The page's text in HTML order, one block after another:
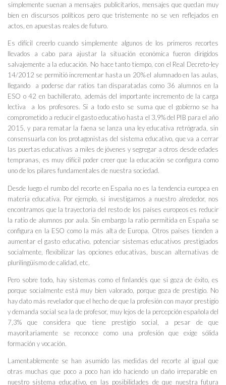
simplemente suenan a mensajes publicitarios, mensajes que quedan muy
bien en discursos políticos pero que tristemente no se ven reflejados en
actos, en apuestas reales de futuro.
Es difícil creerlo cuando simplemente algunos de los primeros recortes
llevados a cabo para ajustar la situación económica fueron dirigidos
salvajemente a la educación. No hace tanto tiempo, con el Real Decreto-ley
14/2012 se permitió incrementar hasta un 20% el alumnado en las aulas,
llegando a poderse dar ratios tan disparatadas como 36 alumnos en la
ESO o 42 en bachillerato, además del importante incremento de la carga
lectiva a los profesores. Si a todo esto se suma que el gobierno se ha
comprometido a reducir el gasto educativo hasta el 3,9% del PIB para el año
2015, y para rematar la faena se lanza una ley educativa retrógrada, sin
consensuarla con los protagonistas del sistema educativo, que va a cerrar
las puertas educativas a miles de jóvenes y segregar a otros desde edades
tempranas, es muy difícil poder creer que la educación se configura como
uno de los pilares fundamentales de nuestra sociedad.
Desde luego el rumbo del recorte en España no es la tendencia europea en
materia educativa. Por ejemplo, si investigamos a nuestro alrededor, nos
encontramos que la trayectoria del resto de los países europeos es reducir
la ratio de alumnos por aula. Sin embargo la ratio permitida en España se
configura en la ESO como la más alta de Europa. Otros países tienden a
aumentar el gasto educativo, potenciar sistemas educativos prestigiados
socialmente, flexibilizar las opciones educativas, buscan alternativas de
plurilingüismo de calidad, etc.
Pero sobre todo, hay sistemas como el finlandés que si goza de éxito, es
porque socialmente está muy bien valorado, porque goza de prestigio. No
hay dato más revelador que el hecho de que la profesión con mayor prestigio
y demanda social sea la de profesor, muy lejos de la percepción española del
7,3% que considera que tiene prestigio social, a pesar de que
mayoritariamente se reconoce como una profesión que exige sólida
formación y vocación.
Lamentablemente se han asumido las medidas del recorte al igual que
otras muchas que poco a poco han ido haciendo un daño irreparable en
nuestro sistema educativo, en las posibilidades de que nuestra futura